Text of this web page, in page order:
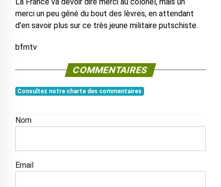
merci un peu gêné du bout des lèvres, en attendant
d’en savoir plus sur ce très jeune militaire putschiste.
bfmtv
COMMENTAIRES
Consultez notre charte des commentaires
Nom
Email